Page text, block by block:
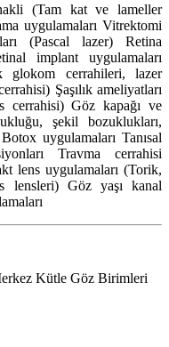
(Tam kat ve lameller
uygulamaları Vitrektomi
(Pascal lazer) Retina
implant uygulamaları
glokom cerrahileri, lazer
Şaşılık ameliyatları
cerrahisi) Göz kapağı ve
şekil bozuklukları,
uygulamaları Tanısal
Travma cerrahisi
lens uygulamaları (Torik,
lensleri) Göz yaşı kanal
Kütle Göz Birimleri